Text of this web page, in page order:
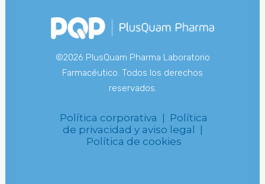
©2026 PlusQuam Pharma Laboratorio
Farmacéutico. Todos los derechos
reservados.
Política corporativa | Política
de privacidad y aviso legal |
Política de cookies